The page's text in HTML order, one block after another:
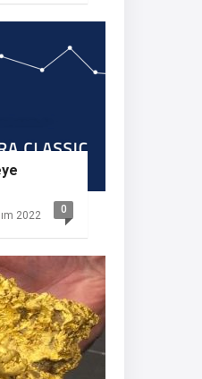
2022 0